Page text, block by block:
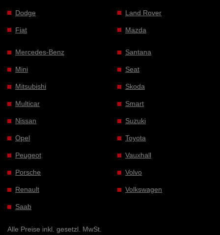
Dodge
Fiat
Land Rover
Mazda
Mercedes-Benz
Mini
Mitsubishi
Multicar
Nissan
Opel
Peugeot
Porsche
Renault
Saab
Santana
Seat
Skoda
Smart
Suzuki
Toyota
Vauxhall
Volvo
Volkswagen
Alle Preise inkl. gesetzl. MwSt.